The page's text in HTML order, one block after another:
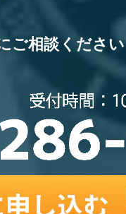
ご相談ください